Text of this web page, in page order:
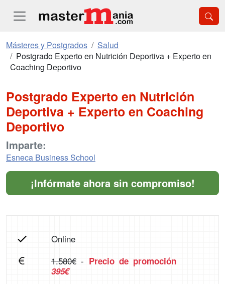
Másteres y Postgrados
Salud
Postgrado Experto en Nutrición Deportiva + Experto en
Coaching Deportivo
Postgrado Experto en Nutrición
Deportiva + Experto en Coaching
Deportivo
Imparte:
Esneca Business School
¡Infórmate ahora sin compromiso!
Online
1.580€- Precio de promoción
395€